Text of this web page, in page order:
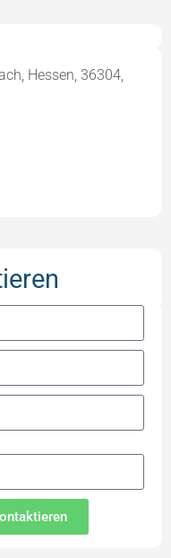
Hessen, 36304,